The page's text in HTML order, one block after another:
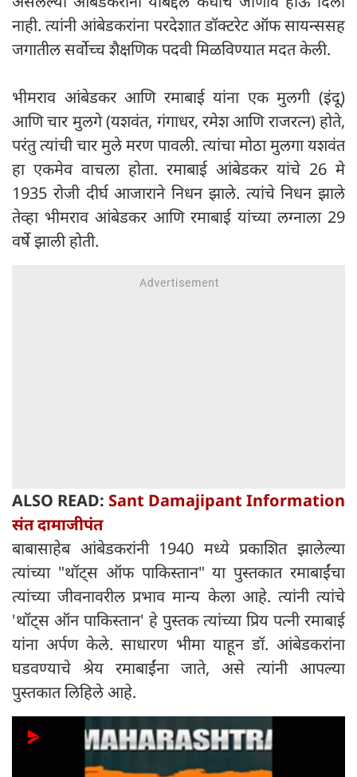
नाही. त्यांनी आंबेडकरांना परदेशात डॉक्टरेट ऑफ सायन्ससह
जगातील सर्वोच्च शैक्षणिक पदवी मिळविण्यात मदत केली.
भीमराव आंबेडकर आणि रमाबाई यांना एक मुलगी (इंदू)
आणि चार मुलगे (यशवंत, गंगाधर, रमेश आणि राजरत्न) होते,
परंतु त्यांची चार मुले मरण पावली. त्यांचा मोठा मुलगा यशवंत
हा एकमेव वाचला होता. रमाबाई आंबेडकर यांचे 26 मे
1935 रोजी दीर्घ आजाराने निधन झाले. त्यांचे निधन झाले
तेव्हा भीमराव आंबेडकर आणि रमाबाई यांच्या लग्नाला 29
वर्षे झाली होती.
ALSO READ: Sant Damajipant Information
संत दामाजीपंत
बाबासाहेब आंबेडकरांनी 1940 मध्ये प्रकाशित झालेल्या
त्यांच्या "थॉट्स ऑफ पाकिस्तान" या पुस्तकात रमाबाईंचा
त्यांच्या जीवनावरील प्रभाव मान्य केला आहे. त्यांनी त्यांचे
'थॉट्स ऑन पाकिस्तान' हे पुस्तक त्यांच्या प्रिय पत्नी रमाबाई
यांना अर्पण केले. साधारण भीमा याहून डॉ. आंबेडकरांना
घडवण्याचे श्रेय रमाबाईंना जाते, असे त्यांनी आपल्या
पुस्तकात लिहिले आहे.